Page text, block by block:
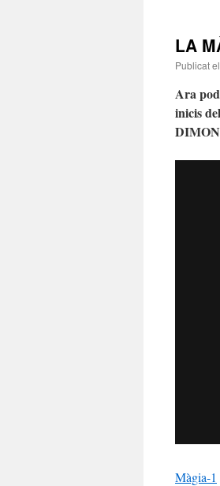
LA
Publicat el
Ara
inicis
Màgia-1